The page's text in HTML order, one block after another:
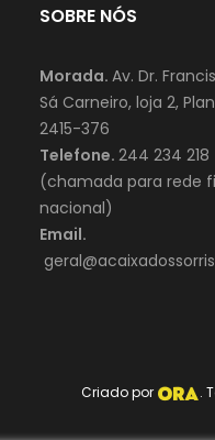
SOBRE NÓS
Morada. Av. Dr.
Sá Carneiro, loja 2,
2415-376
Telefone. 244 234 218
(chamada para rede
nacional)
Email.
Criado por .